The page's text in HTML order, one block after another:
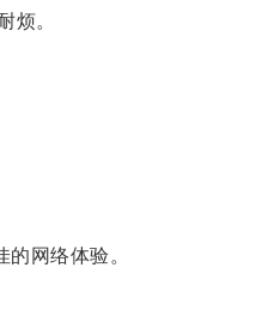
烦。
网络体验。